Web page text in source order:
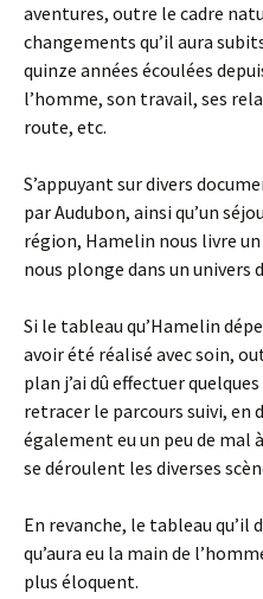
aventures, outre le cadre
changements qu’il aura
quinze années écoulées
l’homme, son travail, ses
route, etc.
S’appuyant sur divers
par Audubon, ainsi qu’un
région, Hamelin nous livre
nous plonge dans un univers
Si le tableau qu’Hamelin
avoir été réalisé avec soin,
plan j’ai dû effectuer
retracer le parcours suivi, en
également eu un peu de mal
se déroulent les diverses
En revanche, le tableau qu’il
qu’aura eu la main de
plus éloquent.